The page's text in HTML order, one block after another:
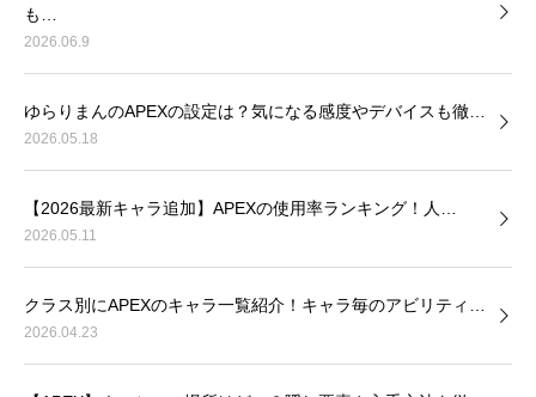
も…
2026.06.9
ゆらりまんのAPEXの設定は？気になる感度やデバイスも徹…
2026.05.18
【2026最新キャラ追加】APEXの使用率ランキング！人…
2026.05.11
クラス別にAPEXのキャラ一覧紹介！キャラ毎のアビリティ…
2026.04.23